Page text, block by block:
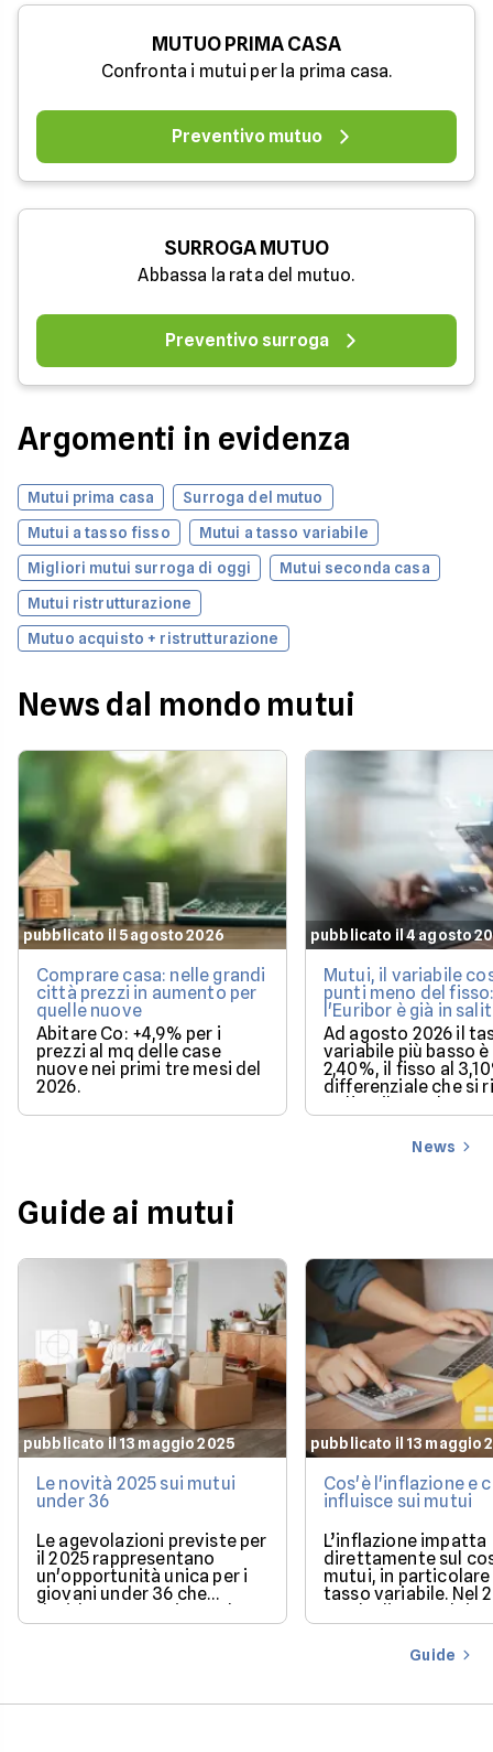
MUTUO PRIMA CASA
Confronta i mutui per la prima casa.
Preventivo mutuo
SURROGA MUTUO
Abbassa la rata del mutuo.
Preventivo surroga
Argomenti in evidenza
Mutui prima casa
Surroga del mutuo
Mutui a tasso fisso
Mutui a tasso variabile
Migliori mutui surroga di oggi
Mutui seconda casa
Mutui ristrutturazione
Mutuo acquisto + ristrutturazione
News dal mondo mutui
pubblicato il 5 agosto 2026
Comprare casa: nelle grandi
città prezzi in aumento per
quelle nuove
Abitare Co: +4,9% per i
prezzi al mq delle case
nuove nei primi tre mesi del
2026.
pubblicato il 4 agosto
Mutui, il variabile
punti meno del
l'Euribor è già in
Ad agosto 2026 il
variabile più basso è
2,40%, il fisso al
differenziale che si
previsto entro
News
Guide ai mutui
pubblicato il 13 maggio 2025
Le novità 2025 sui mutui
under 36
Le agevolazioni previste per
il 2025 rappresentano
un'opportunità unica per i
giovani under 36 che
loro prima casa.
pubblicato il 13 maggio
Cos'è l'inflazione e
influisce sui mutui
L’inflazione impatta
direttamente sul
mutui, in particolare
tasso variabile. Nel
il mercato offre
più favorevoli per
finanziareGuide